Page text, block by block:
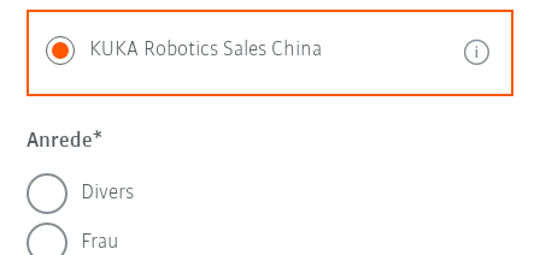
KUKA Robotics Sales China
Anrede
Divers
Frau